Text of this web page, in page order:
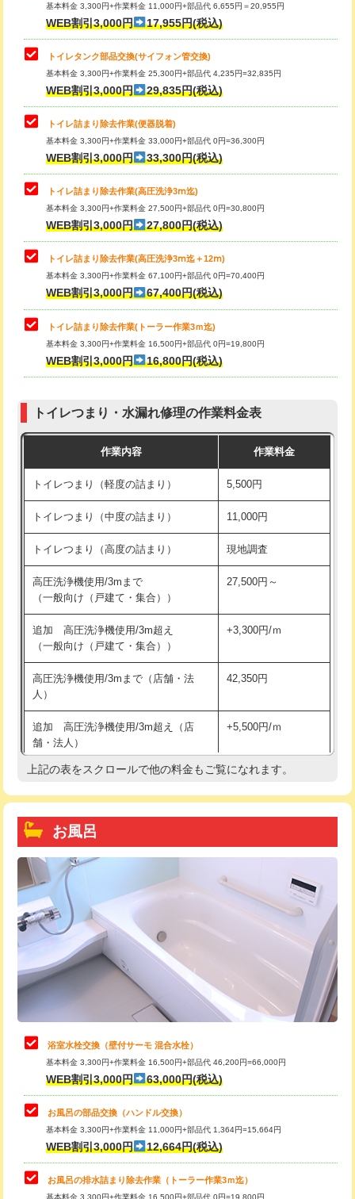
基本料金 3,300円+作業料金 11,000円+部品代 6,655円＝20,955円
WEB割引3,000円 17,955円(税込)
トイレタンク部品交換(サイフォン管交換)
基本料金 3,300円+作業料金 25,300円+部品代 4,235円=32,835円
WEB割引3,000円 29,835円(税込)
トイレ詰まり除去作業(便器脱着)
基本料金 3,300円+作業料金 33,000円+部品代 0円=36,300円
WEB割引3,000円 33,300円(税込)
トイレ詰まり除去作業(高圧洗浄3ⅿ迄)
基本料金 3,300円+作業料金 27,500円+部品代 0円=30,800円
WEB割引3,000円 27,800円(税込)
トイレ詰まり除去作業(高圧洗浄3ⅿ迄＋12ⅿ)
基本料金 3,300円+作業料金 67,100円+部品代 0円=70,400円
WEB割引3,000円 67,400円(税込)
トイレ詰まり除去作業(トーラー作業3ｍ迄)
基本料金 3,300円+作業料金 16,500円+部品代 0円=19,800円
WEB割引3,000円 16,800円(税込)
トイレつまり・水漏れ修理の作業料金表
作業内容 作業料金
トイレつまり（軽度の詰まり） 5,500円
トイレつまり（中度の詰まり） 11,000円
トイレつまり（高度の詰まり） 現地調査
高圧洗浄機使用/3mまで
（一般向け（戸建て・集合））
27,500円～
追加 高圧洗浄機使用/3m超え
（一般向け（戸建て・集合））
+3,300円/ｍ
高圧洗浄機使用/3mまで（店舗・法
人）
42,350円
追加 高圧洗浄機使用/3m超え（店
舗・法人）
+5,500円/ｍ
高度高圧洗浄換 現地調査
トーラー機使用/3mまで
追加トーラー機使用/3m超え
カメラ調査 33,000円
桝清掃 8,800円
止水・漏水調査・防水処理・清掃・修
理・調整・分解・加工など（軽作業）
止水・漏水調査・防水処理・清掃・修
理・調整・分解・加工など（中作業）
22,000円
止水・漏水調査・防水処理・清掃・修
理・調整・分解・加工など（重作業）
33,000円
トイレタンク脱着
トイレ便器脱着
タンクレストイレ脱着 33,000円
上記の表をスクロールで他の料金もご覧になれます。
お風呂
浴室水栓交換（壁付サーモ 混合水栓）
基本料金 3,300円+作業料金 16,500円+部品代 46,200円=66,000円
WEB割引3,000円 63,000円(税込)
お風呂の部品交換（ハンドル交換）
基本料金 3,300円+作業料金 11,000円+部品代 1,364円=15,664円
WEB割引3,000円 12,664円(税込)
お風呂の排水詰まり除去作業（トーラー作業3ｍ迄）
基本料金 3,300円+作業料金 16,500円+部品代 0円=19,800円